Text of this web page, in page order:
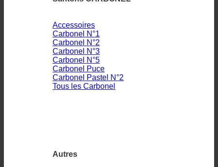
Accessoires
Carbonel N°1
Carbonel N°2
Carbonel N°3
Carbonel N°5
Carbonel Puce
Carbonel Pastel N°2
Tous les Carbonel
Autres